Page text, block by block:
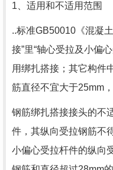
1、适用和不适用范围
..标准GB50010《混凝
接”里“轴心受拉及小偏
用绑扎搭接；其它构件
筋直径不宜大于25mm
钢筋绑扎搭接接头的不
件，其纵向受拉钢筋不
小偏心受拉杆件的纵向